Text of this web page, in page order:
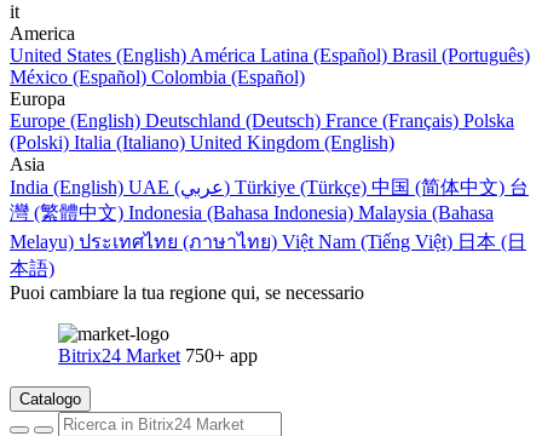
it
America
United States (English) América Latina (Español) Brasil (Português)
México (Español) Colombia (Español)
Europa
Europe (English) Deutschland (Deutsch) France (Français) Polska
(Polski) Italia (Italiano) United Kingdom (English)
Asia
India (English)
UAE (عربي) Türkiye (Türkçe) 中国 (简体中文) 台
灣 (繁體中文) Indonesia (Bahasa Indonesia) Malaysia (Bahasa
Melayu) ประเทศไทย (ภาษาไทย) Việt Nam (Tiếng Việt) 日本 (日
本語)
Puoi cambiare la tua regione qui, se necessario
Bitrix24 Market 750+ app
Catalogo